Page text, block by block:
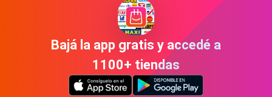
Bajá la app gratis y accedé a
1100+ tiendas